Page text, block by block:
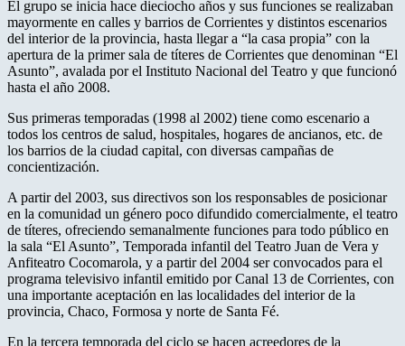
El grupo se inicia hace dieciocho años y sus funciones se realizaban
mayormente en calles y barrios de Corrientes y distintos escenarios
del interior de la provincia, hasta llegar a “la casa propia” con la
apertura de la primer sala de títeres de Corrientes que denominan “El
Asunto”, avalada por el Instituto Nacional del Teatro y que funcionó
hasta el año 2008.
Sus primeras temporadas (1998 al 2002) tiene como escenario a
todos los centros de salud, hospitales, hogares de ancianos, etc. de
los barrios de la ciudad capital, con diversas campañas de
concientización.
A partir del 2003, sus directivos son los responsables de posicionar
en la comunidad un género poco difundido comercialmente, el teatro
de títeres, ofreciendo semanalmente funciones para todo público en
la sala “El Asunto”, Temporada infantil del Teatro Juan de Vera y
Anfiteatro Cocomarola, y a partir del 2004 ser convocados para el
programa televisivo infantil emitido por Canal 13 de Corrientes, con
una importante aceptación en las localidades del interior de la
provincia, Chaco, Formosa y norte de Santa Fé.
En la tercera temporada del ciclo se hacen acreedores de la